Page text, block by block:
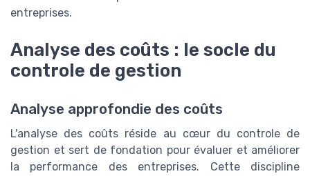
entreprises.
Analyse des coûts : le socle du
controle de gestion
Analyse approfondie des coûts
L'analyse des coûts réside au cœur du controle de
gestion et sert de fondation pour évaluer et améliorer
la performance des entreprises. Cette discipline